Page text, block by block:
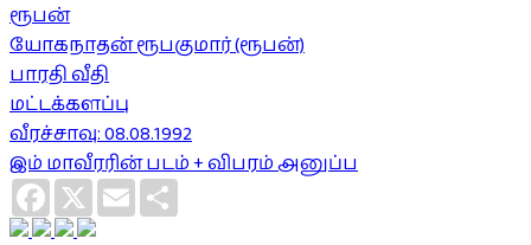
ரூபன்
யோகநாதன் ரூபகுமார் (ரூபன்)
பாரதி வீதி
மட்டக்களப்பு
வீரச்சாவு: 08.08.1992
இம் மாவீரரின் படம் + விபரம் அனுப்ப
Facebook
X Email